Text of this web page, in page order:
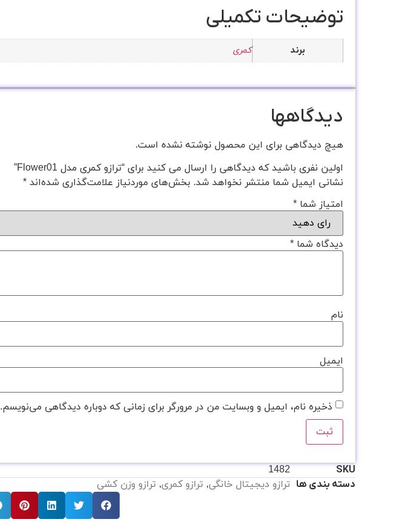
توضیحات تکمیلی
برند کمری
دیدگاهها
هیچ دیدگاهی برای این محصول نوشته نشده است.
اولین نفری باشید که دیدگاهی را ارسال می کنید برای “ترازو کمری مدل Flower01”
نشانی ایمیل شما منتشر نخواهد شد. بخش‌های موردنیاز علامت‌گذاری شده‌اند *
امتیاز شما *
دیدگاه شما *
نام
ایمیل
ذخیره نام، ایمیل و وبسایت من در مرورگر برای زمانی که دوباره دیدگاهی می‌نویسم.
SKU
1482
دسته بندی ها ترازو دیجیتال خانگی, ترازو کمری, ترازو وزن کشی